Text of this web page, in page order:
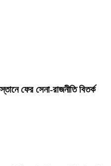
ফের সেনা-রাজনীতি বিতর্ক